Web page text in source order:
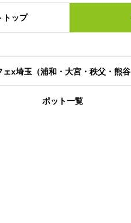
トップ
x埼玉（浦和・大宮・秩父・熊
ポット一覧